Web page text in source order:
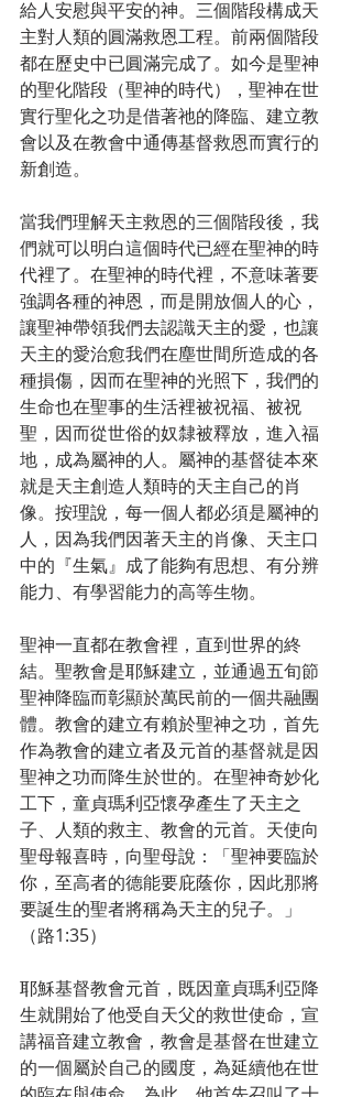
給人安慰與平安的神。三個階段構成天
主對人類的圓滿救恩工程。前兩個階段
都在歷史中已圓滿完成了。如今是聖神
的聖化階段（聖神的時代），聖神在世
實行聖化之功是借著祂的降臨、建立教
會以及在教會中通傳基督救恩而實行的
新創造。
當我們理解天主救恩的三個階段後，我
們就可以明白這個時代已經在聖神的時
代裡了。在聖神的時代裡，不意味著要
強調各種的神恩，而是開放個人的心，
讓聖神帶領我們去認識天主的愛，也讓
天主的愛治愈我們在塵世間所造成的各
種損傷，因而在聖神的光照下，我們的
生命也在聖事的生活裡被祝福、被祝
聖，因而從世俗的奴隸被釋放，進入福
地，成為屬神的人。屬神的基督徒本來
就是天主創造人類時的天主自己的肖
像。按理說，每一個人都必須是屬神的
人，因為我們因著天主的肖像、天主口
中的『生氣』成了能夠有思想、有分辨
能力、有學習能力的高等生物。
聖神一直都在教會裡，直到世界的終
結。聖教會是耶穌建立，並通過五旬節
聖神降臨而彰顯於萬民前的一個共融團
體。教會的建立有賴於聖神之功，首先
作為教會的建立者及元首的基督就是因
聖神之功而降生於世的。在聖神奇妙化
工下，童貞瑪利亞懷孕產生了天主之
子、人類的救主、教會的元首。天使向
聖母報喜時，向聖母說：「聖神要臨於
你，至高者的德能要庇蔭你，因此那將
要誕生的聖者將稱為天主的兒子。」
（路1:35）
耶穌基督教會元首，既因童貞瑪利亞降
生就開始了他受自天父的救世使命，宣
講福音建立教會，教會是基督在世建立
的一個屬於自己的國度，為延續他在世